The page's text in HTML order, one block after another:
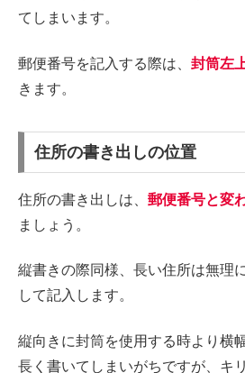
てしまいます。
郵便番号を記入する際は、 封筒左
きます。
住所の書き出しの位置
住所の書き出しは、 郵便番号と変
ましょう。
縦書きの際同様、長い住所は無理
して記入します。
縦向きに封筒を使用する時より横
長く書いてしまいがちですが、キ